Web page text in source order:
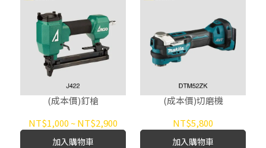
(成本價)釘槍
NT$1,000~NT$2,900
加入購物車
(成本價)切磨機
NT$5,800
加入購物車